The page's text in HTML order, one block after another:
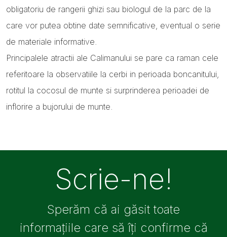
obligatoriu de rangerii ghizi sau biologul de la parc de la
care vor putea obtine date semnificative, eventual o serie
de materiale informative.
Principalele atractii ale Calimanului se pare ca raman cele
referitoare la observatiile la cerbi in perioada boncanitului,
rotitul la cocosul de munte si surprinderea perioadei de
inflorire a bujorului de munte.
Scrie-ne!
Sperăm că ai găsit toate
informațiile care să îți confirme că